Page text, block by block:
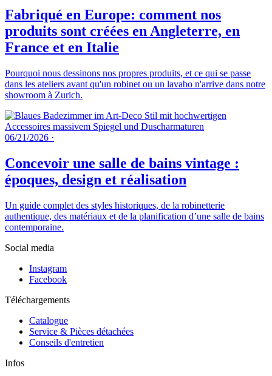
Fabriqué en Europe: comment nos
produits sont créées en Angleterre, en
France et en Italie
Pourquoi nous dessinons nos propres produits, et ce qui se passe
dans les ateliers avant qu'un robinet ou un lavabo n'arrive dans notre
showroom à Zurich.
06/21/2026 ·
Concevoir une salle de bains vintage :
époques, design et réalisation
Un guide complet des styles historiques, de la robinetterie
authentique, des matériaux et de la planification d’une salle de bains
contemporaine.
Social media
Instagram
Facebook
Téléchargements
Catalogue
Service & Pièces détachées
Conseils d'entretien
Infos